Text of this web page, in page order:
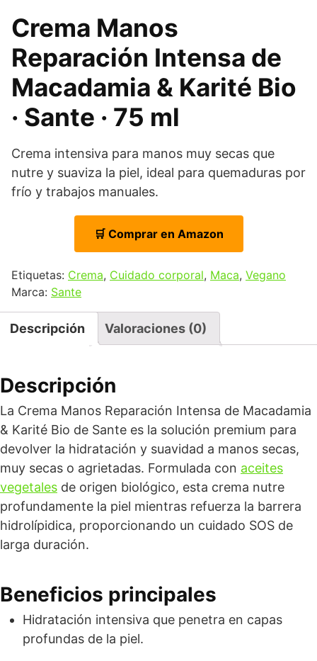
Crema Manos
Reparación Intensa de
Macadamia & Karité Bio
· Sante · 75 ml
Crema intensiva para manos muy secas que
nutre y suaviza la piel, ideal para quemaduras por
frío y trabajos manuales.
🛒 Comprar en Amazon
Etiquetas: Crema, Cuidado corporal, Maca, Vegano
Marca: Sante
Descripción Valoraciones (0)
Descripción
La Crema Manos Reparación Intensa de Macadamia
& Karité Bio de Sante es la solución premium para
devolver la hidratación y suavidad a manos secas,
muy secas o agrietadas. Formulada con aceites
vegetales de origen biológico, esta crema nutre
profundamente la piel mientras refuerza la barrera
hidrolípidica, proporcionando un cuidado SOS de
larga duración.
Beneficios principales
Hidratación intensiva que penetra en capas
profundas de la piel.